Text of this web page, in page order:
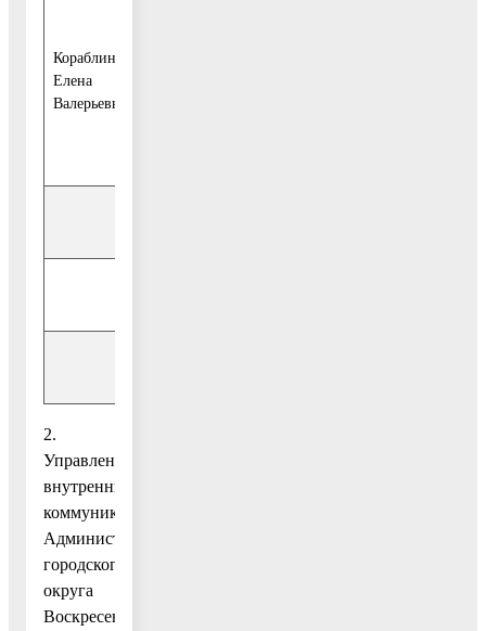
Кораблина
Елена
Валерьевна
2.
Управлению
внутренних
коммуникаций
Администрации
городского
округа
Воскресенск